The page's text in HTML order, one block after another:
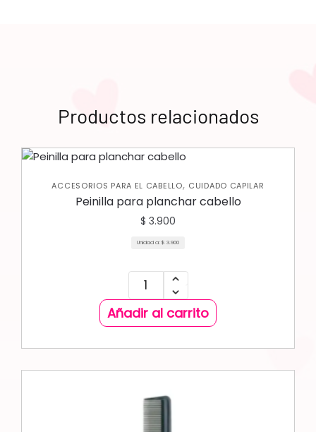
Productos relacionados
ACCESORIOS PARA EL CABELLO, CUIDADO CAPILAR
Peinilla para planchar cabello
$ 3.900
Unidad a: $ 3.900
Añadir al carrito